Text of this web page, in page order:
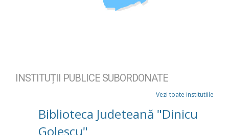
INSTITUȚII PUBLICE SUBORDONATE
Vezi toate institutiile
Biblioteca Judeteană "Dinicu
Golescu"